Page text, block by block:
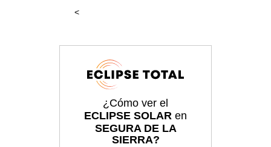
<
¿Cómo ver el
ECLIPSE SOLAR en
SEGURA DE LA
SIERRA?